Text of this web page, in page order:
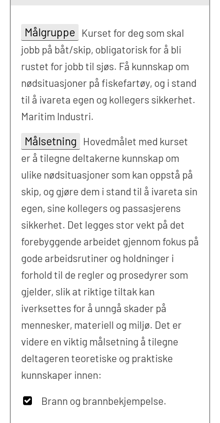
Målgruppe
Kurset for deg som skal
jobb på båt/skip, obligatorisk for å bli
rustet for jobb til sjøs. Få kunnskap om
nødsituasjoner på fiskefartøy, og i stand
til å ivareta egen og kollegers sikkerhet.
Maritim Industri.
Målsetning
Hovedmålet med kurset
er å tilegne deltakerne kunnskap om
ulike nødsituasjoner som kan oppstå på
skip, og gjøre dem i stand til å ivareta sin
egen, sine kollegers og passasjerens
sikkerhet. Det legges stor vekt på det
forebyggende arbeidet gjennom fokus på
gode arbeidsrutiner og holdninger i
forhold til de regler og prosedyrer som
gjelder, slik at riktige tiltak kan
iverksettes for å unngå skader på
mennesker, materiell og miljø. Det er
videre en viktig målsetning å tilegne
deltageren teoretiske og praktiske
kunnskaper innen:
Brann og brannbekjempelse.